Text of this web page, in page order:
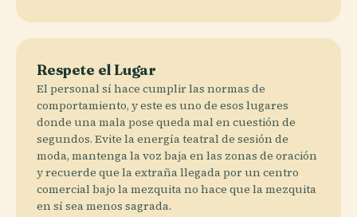
Respete el Lugar
El personal sí hace cumplir las normas de
comportamiento, y este es uno de esos lugares
donde una mala pose queda mal en cuestión de
segundos. Evite la energía teatral de sesión de
moda, mantenga la voz baja en las zonas de oración
y recuerde que la extraña llegada por un centro
comercial bajo la mezquita no hace que la mezquita
en sí sea menos sagrada.